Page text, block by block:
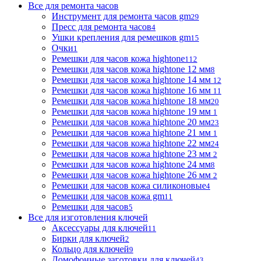
Все для ремонта часов
Инструмент для ремонта часов gm29
Пресс для ремонта часов4
Ушки крепления для ремешков gm15
Очки1
Ремешки для часов кожа hightone112
Ремешки для часов кожа hightone 12 мм8
Ремешки для часов кожа hightone 14 мм 12
Ремешки для часов кожа hightone 16 мм 11
Ремешки для часов кожа hightone 18 мм20
Ремешки для часов кожа hightone 19 мм 1
Ремешки для часов кожа hightone 20 мм23
Ремешки для часов кожа hightone 21 мм 1
Ремешки для часов кожа hightone 22 мм24
Ремешки для часов кожа hightone 23 мм 2
Ремешки для часов кожа hightone 24 мм8
Ремешки для часов кожа hightone 26 мм 2
Ремешки для часов кожа силиконовые4
Ремешки для часов кожа gm11
Ремешки для часов5
Все для изготовления ключей
Аксессуары для ключей11
Бирки для ключей2
Кольцо для ключей9